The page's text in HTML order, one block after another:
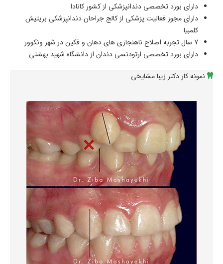
دارای بورد تخصصی دندانپزشکی از کشور کانادا
دارای مجوز فعالیت پزشکی از کالج جراحان دندانپزشکی بریتیش
کلمبیا
7 سال تجربه اصلاح ناهنجاری های دهان و فکین در شهر ونکوور
دارای بورد تخصصی ارتودنسی دندان از دانشگاه شهید بهشتی
نمونه کار دکتر زیبا مشایخی